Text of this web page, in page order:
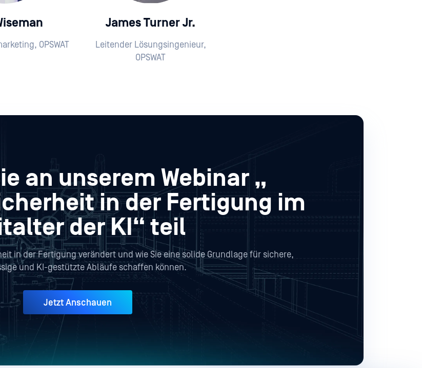
OPSWAT
James Turner Jr.
Leitender Lösungsingenieur,
OPSWAT
an unserem Webinar „
in der Fertigung im
der KI“ teil
in der Fertigung verändert und wie Sie eine solide Grundlage für sichere,
und KI-gestützte Abläufe schaffen können.
Jetzt Anschauen